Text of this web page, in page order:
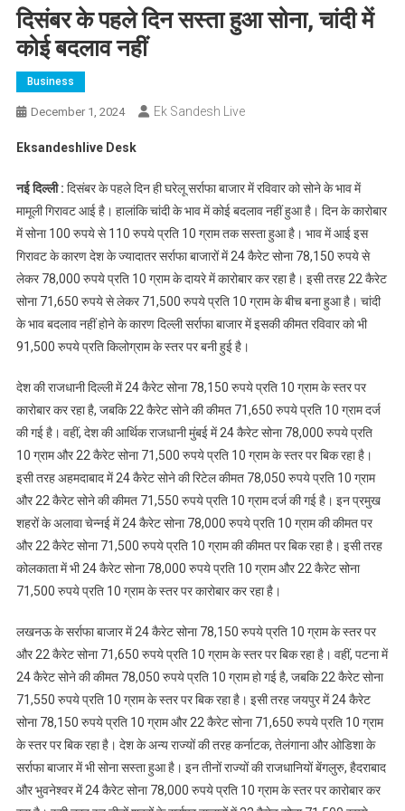
दिसंबर के पहले दिन सस्ता हुआ सोना, चांदी में
कोई बदलाव नहीं
Business
December 1, 2024 Ek Sandesh Live
Eksandeshlive Desk
नई दिल्ली : दिसंबर के पहले दिन ही घरेलू सर्राफा बाजार में रविवार को सोने के भाव में
मामूली गिरावट आई है। हालांकि चांदी के भाव में कोई बदलाव नहीं हुआ है। दिन के कारोबार
में सोना 100 रुपये से 110 रुपये प्रति 10 ग्राम तक सस्ता हुआ है। भाव में आई इस
गिरावट के कारण देश के ज्यादातर सर्राफा बाजारों में 24 कैरेट सोना 78,150 रुपये से
लेकर 78,000 रुपये प्रति 10 ग्राम के दायरे में कारोबार कर रहा है। इसी तरह 22 कैरेट
सोना 71,650 रुपये से लेकर 71,500 रुपये प्रति 10 ग्राम के बीच बना हुआ है। चांदी
के भाव बदलाव नहीं होने के कारण दिल्ली सर्राफा बाजार में इसकी कीमत रविवार को भी
91,500 रुपये प्रति किलोग्राम के स्तर पर बनी हुई है।
देश की राजधानी दिल्ली में 24 कैरेट सोना 78,150 रुपये प्रति 10 ग्राम के स्तर पर
कारोबार कर रहा है, जबकि 22 कैरेट सोने की कीमत 71,650 रुपये प्रति 10 ग्राम दर्ज
की गई है। वहीं, देश की आर्थिक राजधानी मुंबई में 24 कैरेट सोना 78,000 रुपये प्रति
10 ग्राम और 22 कैरेट सोना 71,500 रुपये प्रति 10 ग्राम के स्तर पर बिक रहा है।
इसी तरह अहमदाबाद में 24 कैरेट सोने की रिटेल कीमत 78,050 रुपये प्रति 10 ग्राम
और 22 कैरेट सोने की कीमत 71,550 रुपये प्रति 10 ग्राम दर्ज की गई है। इन प्रमुख
शहरों के अलावा चेन्नई में 24 कैरेट सोना 78,000 रुपये प्रति 10 ग्राम की कीमत पर
और 22 कैरेट सोना 71,500 रुपये प्रति 10 ग्राम की कीमत पर बिक रहा है। इसी तरह
कोलकाता में भी 24 कैरेट सोना 78,000 रुपये प्रति 10 ग्राम और 22 कैरेट सोना
71,500 रुपये प्रति 10 ग्राम के स्तर पर कारोबार कर रहा है।
लखनऊ के सर्राफा बाजार में 24 कैरेट सोना 78,150 रुपये प्रति 10 ग्राम के स्तर पर
और 22 कैरेट सोना 71,650 रुपये प्रति 10 ग्राम के स्तर पर बिक रहा है। वहीं, पटना में
24 कैरेट सोने की कीमत 78,050 रुपये प्रति 10 ग्राम हो गई है, जबकि 22 कैरेट सोना
71,550 रुपये प्रति 10 ग्राम के स्तर पर बिक रहा है। इसी तरह जयपुर में 24 कैरेट
सोना 78,150 रुपये प्रति 10 ग्राम और 22 कैरेट सोना 71,650 रुपये प्रति 10 ग्राम
के स्तर पर बिक रहा है। देश के अन्य राज्यों की तरह कर्नाटक, तेलंगाना और ओडिशा के
सर्राफा बाजार में भी सोना सस्ता हुआ है। इन तीनों राज्यों की राजधानियों बेंगलुरु, हैदराबाद
और भुवनेश्वर में 24 कैरेट सोना 78,000 रुपये प्रति 10 ग्राम के स्तर पर कारोबार कर